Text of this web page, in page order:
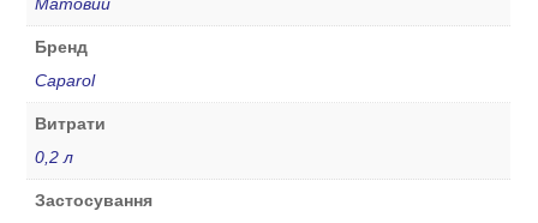
Бренд
Caparol
Витрати
0,2 л
Застосування